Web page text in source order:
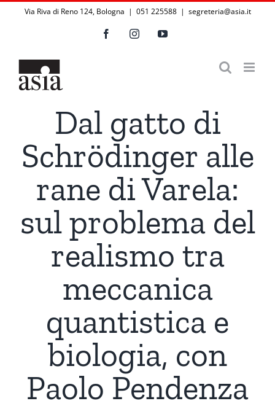
Via Riva di Reno 124, Bologna | 051 225588 | segreteria@asia.it
FacebookInstagramYouTube
Dal gatto di
Schrödinger alle
rane di Varela:
sul problema del
realismo tra
meccanica
quantistica e
biologia, con
Paolo Pendenza